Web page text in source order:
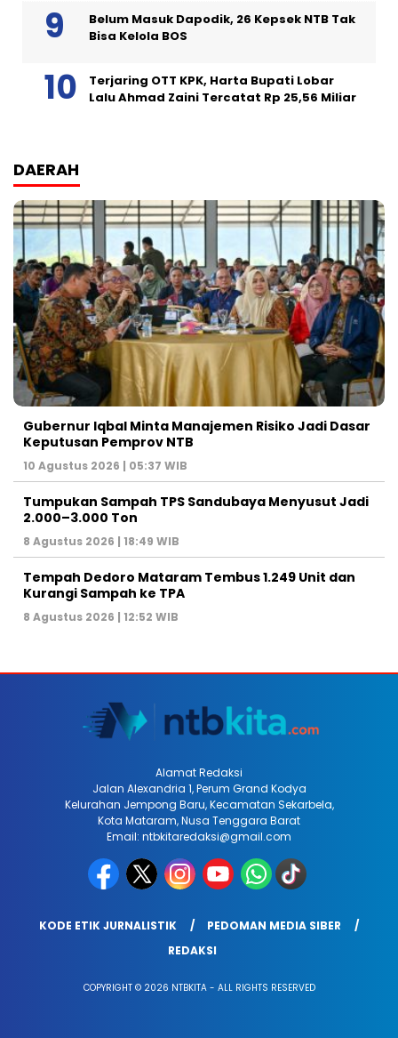
Belum Masuk Dapodik, 26 Kepsek NTB Tak
Bisa Kelola BOS
Terjaring OTT KPK, Harta Bupati Lobar
Lalu Ahmad Zaini Tercatat Rp 25,56 Miliar
DAERAH
Gubernur Iqbal Minta Manajemen Risiko Jadi Dasar
Keputusan Pemprov NTB
10 Agustus 2026 | 05:37 WIB
Tumpukan Sampah TPS Sandubaya Menyusut Jadi
2.000–3.000 Ton
8 Agustus 2026 | 18:49 WIB
Tempah Dedoro Mataram Tembus 1.249 Unit dan
Kurangi Sampah ke TPA
8 Agustus 2026 | 12:52 WIB
Alamat Redaksi
Jalan Alexandria 1, Perum Grand Kodya
Kelurahan Jempong Baru, Kecamatan Sekarbela,
Kota Mataram, Nusa Tenggara Barat
Email: ntbkitaredaksi@gmail.com
KODE ETIK JURNALISTIK
PEDOMAN MEDIA SIBER
REDAKSI
COPYRIGHT © 2026 NTBKITA - ALL RIGHTS RESERVED